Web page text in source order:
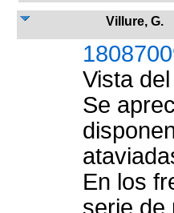
Villure, G.
Vista
Se
En los
serie de